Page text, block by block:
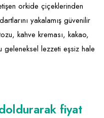
orkide çiçeklerinden
yakalamış güvenilir
kahve kreması, kakao,
geleneksel lezzeti eşsiz hale
fiyat